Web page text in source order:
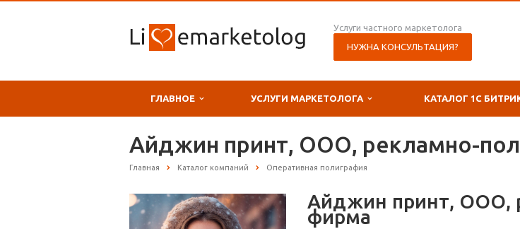
Услуги частного маркетолога
НУЖНА КОНСУЛЬТАЦИЯ?
ГЛАВНОЕ УСЛУГИ МАРКЕТОЛОГА КАТАЛОГ 1С
Айджин принт, ООО, рекламно-
Главная Каталог компаний Оперативная полиграфия
Айджин принт, ООО,
фирма